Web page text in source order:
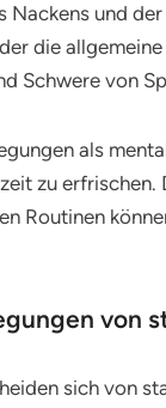
und
die
Schwere von
als
zu
Routinen
von
sich von